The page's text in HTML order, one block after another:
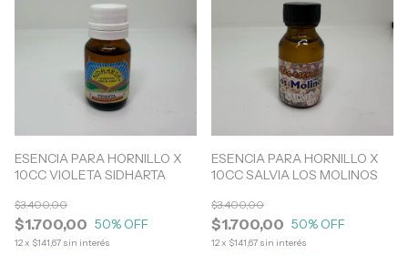
ESENCIA PARA HORNILLO X
10CC VIOLETA SIDHARTA
$1.700,00
$3.400,00
50% OFF
12x $141,67 sin interés
ESENCIA PARA HORNILLO X
10CC SALVIA LOS MOLINOS
$1.700,00
$3.400,00
50% OFF
12x $141,67 sin interés